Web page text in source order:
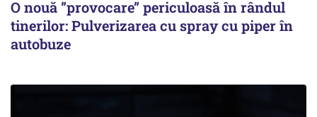
O nouă ”provocare” periculoasă în rândul
tinerilor: Pulverizarea cu spray cu piper în
autobuze